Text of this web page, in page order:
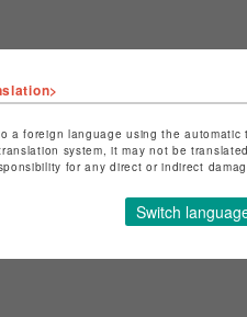
a foreign language using the automatic
system, it may not be
for any direct or indirect
Switch